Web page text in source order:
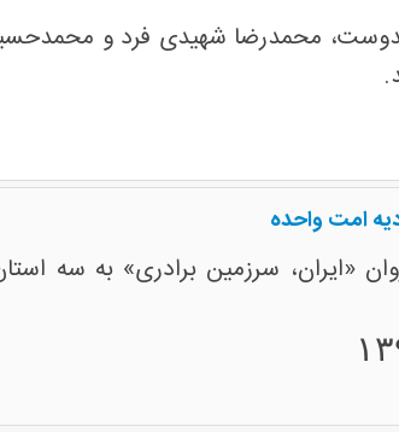
محمدرضا شهیدی فرد و
امت واحده
«ایران، سرزمین برادری» به سه